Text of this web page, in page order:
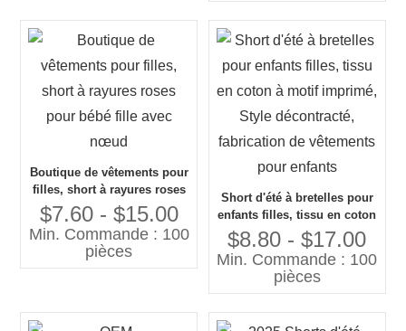
Boutique de vêtements pour
filles, short à rayures roses
pour bébé fille avec nœud
$7.60 - $15.00
Min. Commande : 100
pièces
Short d'été à bretelles pour
enfants filles, tissu en coton
à motif imprimé, Style
décontracté, fabrication de
vêtements pour enfants
$8.80 - $17.00
Min. Commande : 100
pièces